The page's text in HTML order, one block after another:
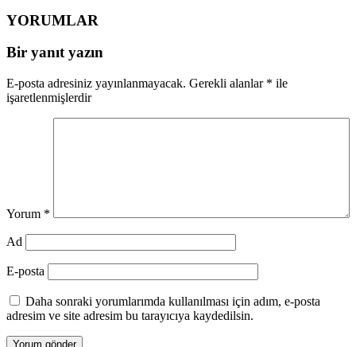
YORUMLAR
Bir yanıt yazın
E-posta adresiniz yayınlanmayacak. Gerekli alanlar * ile
işaretlenmişlerdir
Yorum *
Ad
E-posta
Daha sonraki yorumlarımda kullanılması için adım, e-posta
adresim ve site adresim bu tarayıcıya kaydedilsin.